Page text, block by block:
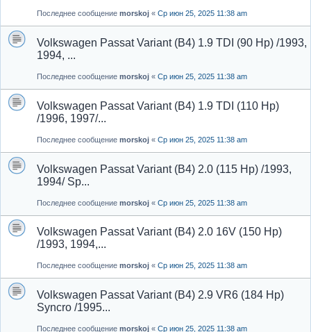
Последнее сообщение morskoj « Ср июн 25, 2025 11:38 am
Volkswagen Passat Variant (B4) 1.9 TDI (90 Hp) /1993,
1994, ...
Последнее сообщение morskoj « Ср июн 25, 2025 11:38 am
Volkswagen Passat Variant (B4) 1.9 TDI (110 Hp)
/1996, 1997/...
Последнее сообщение morskoj « Ср июн 25, 2025 11:38 am
Volkswagen Passat Variant (B4) 2.0 (115 Hp) /1993,
1994/ Sp...
Последнее сообщение morskoj « Ср июн 25, 2025 11:38 am
Volkswagen Passat Variant (B4) 2.0 16V (150 Hp)
/1993, 1994,...
Последнее сообщение morskoj « Ср июн 25, 2025 11:38 am
Volkswagen Passat Variant (B4) 2.9 VR6 (184 Hp)
Syncro /1995...
Последнее сообщение morskoj « Ср июн 25, 2025 11:38 am